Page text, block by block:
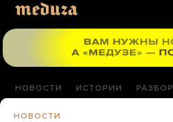
НОВОСТИ ИСТОРИИ РАЗБОР
НОВОСТИ